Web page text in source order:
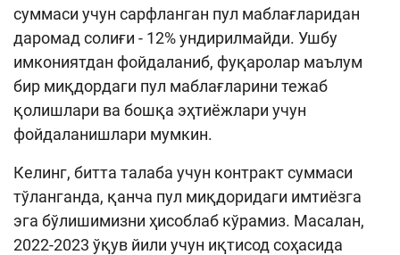
Кенгайтирилган қидирув
Сайт харитаси
суммаси учун сарфланган пул маблағларидан
даромад солиғи - 12% ундирилмайди. Ушбу
имкониятдан фойдаланиб, фуқаролар маълум
бир миқдордаги пул маблағларини тежаб
қолишлари ва бошқа эҳтиёжлари учун
фойдаланишлари мумкин.
Келинг, битта талаба учун контракт суммаси
тўланганда, қанча пул миқдоридаги имтиёзга
эга бўлишимизни ҳисоблаб кўрамиз. Масалан,
2022-2023 ўқув йили учун иқтисод соҳасида